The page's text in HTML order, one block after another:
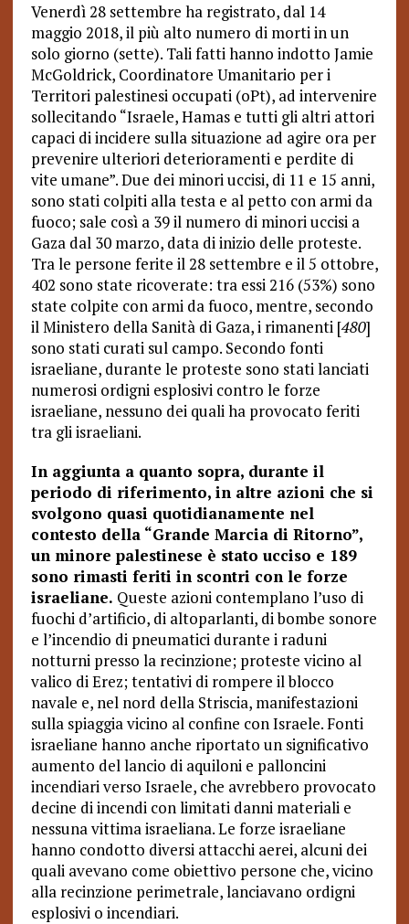
Venerdì 28 settembre ha registrato, dal 14
maggio 2018, il più alto numero di morti in un
solo giorno (sette). Tali fatti hanno indotto Jamie
McGoldrick, Coordinatore Umanitario per i
Territori palestinesi occupati (oPt), ad intervenire
sollecitando “Israele, Hamas e tutti gli altri attori
capaci di incidere sulla situazione ad agire ora per
prevenire ulteriori deterioramenti e perdite di
vite umane”. Due dei minori uccisi, di 11 e 15 anni,
sono stati colpiti alla testa e al petto con armi da
fuoco; sale così a 39 il numero di minori uccisi a
Gaza dal 30 marzo, data di inizio delle proteste.
Tra le persone ferite il 28 settembre e il 5 ottobre,
402 sono state ricoverate: tra essi 216 (53%) sono
state colpite con armi da fuoco, mentre, secondo
il Ministero della Sanità di Gaza, i rimanenti [480]
sono stati curati sul campo. Secondo fonti
israeliane, durante le proteste sono stati lanciati
numerosi ordigni esplosivi contro le forze
israeliane, nessuno dei quali ha provocato feriti
tra gli israeliani.
In aggiunta a quanto sopra, durante il
periodo di riferimento, in altre azioni che si
svolgono quasi quotidianamente nel
contesto della “Grande Marcia di Ritorno”,
un minore palestinese è stato ucciso e 189
sono rimasti feriti in scontri con le forze
israeliane. Queste azioni contemplano l’uso di
fuochi d’artificio, di altoparlanti, di bombe sonore
e l’incendio di pneumatici durante i raduni
notturni presso la recinzione; proteste vicino al
valico di Erez; tentativi di rompere il blocco
navale e, nel nord della Striscia, manifestazioni
sulla spiaggia vicino al confine con Israele. Fonti
israeliane hanno anche riportato un significativo
aumento del lancio di aquiloni e palloncini
incendiari verso Israele, che avrebbero provocato
decine di incendi con limitati danni materiali e
nessuna vittima israeliana. Le forze israeliane
hanno condotto diversi attacchi aerei, alcuni dei
quali avevano come obiettivo persone che, vicino
alla recinzione perimetrale, lanciavano ordigni
esplosivi o incendiari.